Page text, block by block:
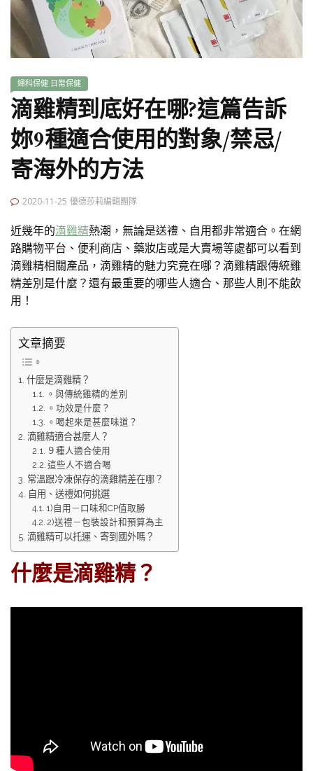
婦科保健 日常保健
滴雞精到底好在哪?這篇告訴
妳9種適合使用的對象/禁忌/
寄海外的方法
2020-11-25 優德莎莉編輯團隊
近幾年的滴雞精熱潮，無論是送禮、自用都非常適合。在網
路購物平台、便利商店、藥妝店或是大賣場等處都可以看到
滴雞精相關產品，滴雞精的魅力究竟在哪？滴雞精跟傳統雞
精差別是什麼？還有最重要的哪些人適合、那些人則不能飲
用！
文章摘要
什麼是滴雞精？
。與傳統雞精的差別
。功效是什麼？
。喝起來是甚麼味道？
滴雞精適合甚麼人？
９種人適合使用
這些人不適合喝
常溫跟冷凍保存的滴雞精差在哪？
自用、送禮如何挑選
1)自用－口味和CP值取勝
2)送禮－包裝設計和預算為主
滴雞精可以托運、寄到國外嗎？
什麼是滴雞精？